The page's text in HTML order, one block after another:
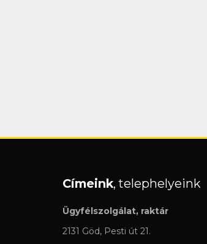
Címeink, telephelyeink
Ügyfélszolgálat, raktár
2131 Göd, Pesti út 21.